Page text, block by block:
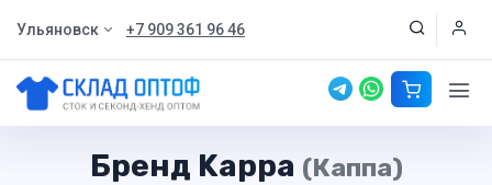
Ульяновск +7 909 361 96 46
Бренд Kappa (Каппа)